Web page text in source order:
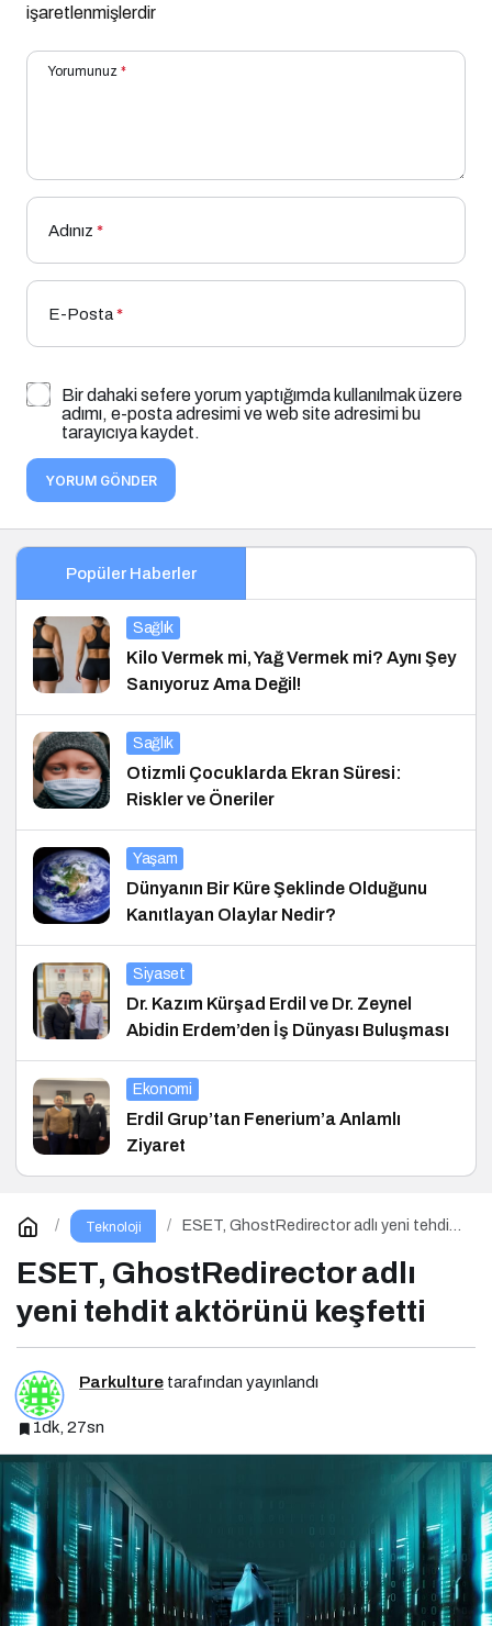
işaretlenmişlerdir
Yorumunuz *
Adınız *
E-Posta*
Bir dahaki sefere yorum yaptığımda kullanılmak üzere
adımı, e-posta adresimi ve web site adresimi bu
tarayıcıya kaydet.
YORUM GÖNDER
Popüler Haberler
Sağlık
Kilo Vermek mi, Yağ Vermek mi? Aynı Şey
Sanıyoruz Ama Değil!
Sağlık
Otizmli Çocuklarda Ekran Süresi:
Riskler ve Öneriler
Yaşam
Dünyanın Bir Küre Şeklinde Olduğunu
Kanıtlayan Olaylar Nedir?
Siyaset
Dr. Kazım Kürşad Erdil ve Dr. Zeynel
Abidin Erdem’den İş Dünyası Buluşması
Ekonomi
Erdil Grup’tan Fenerium’a Anlamlı
Ziyaret
Teknoloji
ESET, GhostRedirector adlı yeni tehdit
ESET, GhostRedirector adlı
yeni tehdit aktörünü keşfetti
Parkulture tarafından yayınlandı
1dk, 27sn